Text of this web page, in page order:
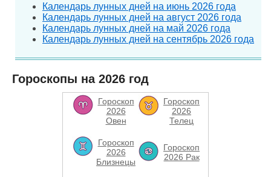
Календарь лунных дней на июнь 2026 года
Календарь лунных дней на август 2026 года
Календарь лунных дней на май 2026 года
Календарь лунных дней на сентябрь 2026 года
Гороскопы на 2026 год
Гороскоп
2026
Овен
Гороскоп
2026
Телец
Гороскоп
2026
Близнецы
Гороскоп
2026 Рак